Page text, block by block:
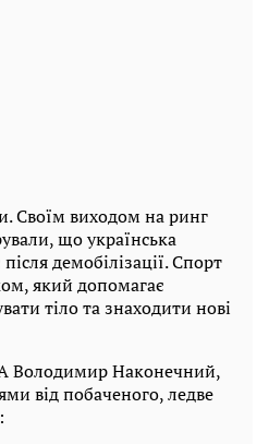
Своїм виходом на ринг
що українська
демобілізації. Спорт
який допомагає
тіло та знаходити нові
Володимир Наконечний,
від побаченого, ледве